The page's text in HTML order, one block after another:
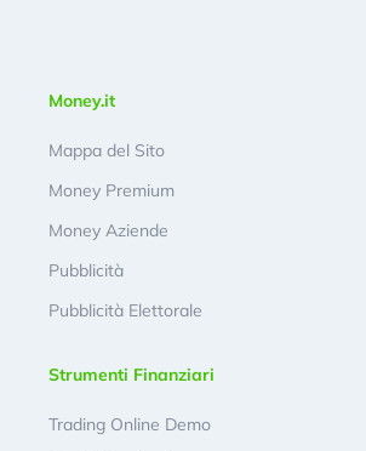
Money.it
Mappa del Sito
Money Premium
Money Aziende
Pubblicità
Pubblicità Elettorale
Strumenti Finanziari
Trading Online Demo